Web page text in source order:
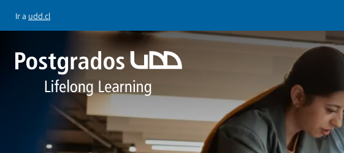
Ir a udd.cl